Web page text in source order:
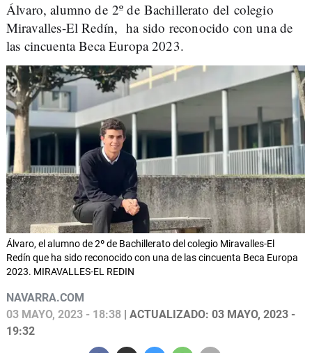
Álvaro, alumno de 2º de Bachillerato del colegio
Miravalles-El Redín, ha sido reconocido con una de
las cincuenta Beca Europa 2023.
Álvaro, el alumno de 2º de Bachillerato del colegio Miravalles-El
Redín que ha sido reconocido con una de las cincuenta Beca Europa
2023. MIRAVALLES-EL REDIN
NAVARRA.COM
03 MAYO, 2023 - 18:38 | ACTUALIZADO: 03 MAYO, 2023 -
19:32